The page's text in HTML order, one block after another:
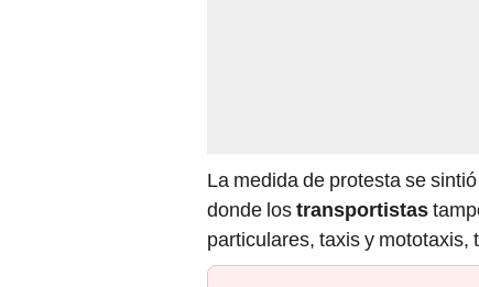
La medida de protesta se
donde lostransportistas
particulares, taxis y mototaxis,